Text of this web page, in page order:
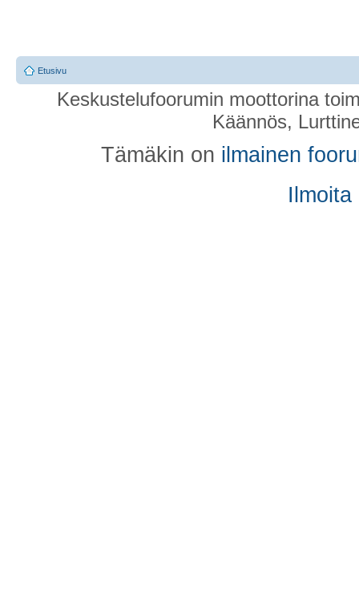
Etusivu
Keskustelufoorumin moottorina
Käännös,
Tämäkin on ilmainen